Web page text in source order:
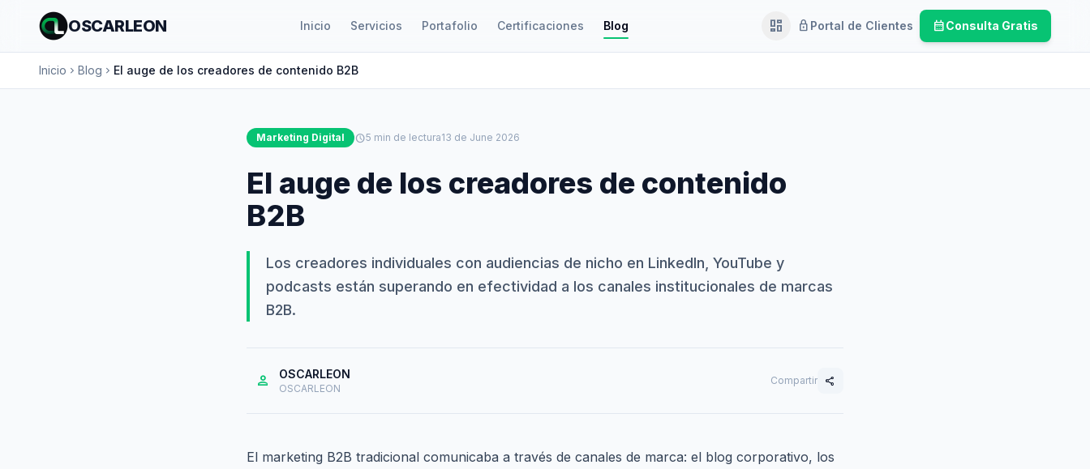
OSCARLEON Inicio Servicios Portafolio Certificaciones Blog dashboardEjecutivo
lock Portal de Clientes calendar_monthConsulta Gratis
Inicio chevron_right Blog chevron_right El auge de los creadores de contenido B2B
Marketing Digital schedule5 min de lectura13 de June 2026
El auge de los creadores de contenido
B2B
Los creadores individuales con audiencias de nicho en LinkedIn, YouTube y
podcasts están superando en efectividad a los canales institucionales de marcas
B2B.
person OSCARLEON
OSCARLEON
Compartir share
El marketing B2B tradicional comunicaba a través de canales de marca: el blog corporativo, los